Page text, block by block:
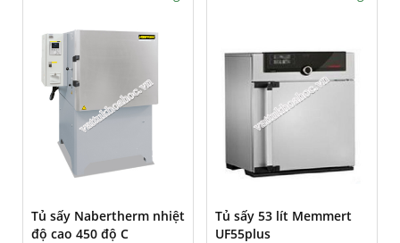
Tủ sấy Nabertherm nhiệt
độ cao 450 độ C
Tủ sấy 53 lít Memmert
UF55plus